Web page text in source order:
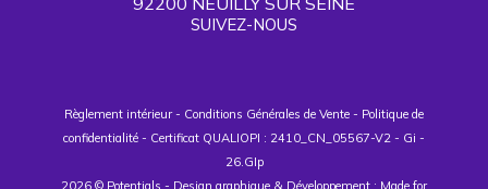
formaliser un diagnostic
Comprendre la signification de la
capacité d'autofinancement (CAF)
SUIVEZ-NOUS
Règlement intérieur- Conditions Générales de Vente - Politique de
confidentialité - Certificat QUALIOPI : 2410_CN_05567-V2 - Gi -
26.GIp
2026 © Potentials - Design graphique & Développement : Made for